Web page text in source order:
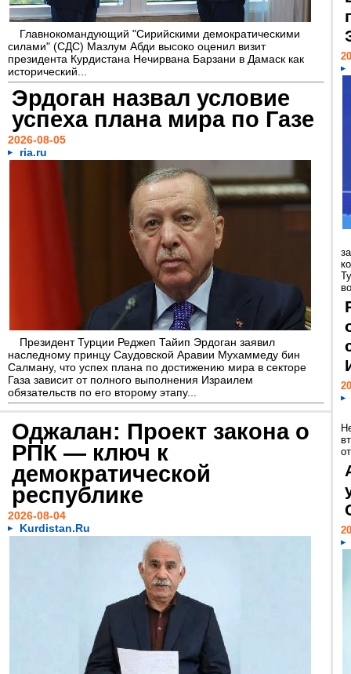
Главнокомандующий "Сирийскими демократическими
силами" (СДС) Мазлум Абди высоко оценил визит
президента Курдистана Нечирвана Барзани в Дамаск как
исторический...
Эрдоган назвал условие
успеха плана мира по Газе
2026-08-05
ria.ru
Президент Турции Реджеп Тайип Эрдоган заявил
наследному принцу Саудовской Аравии Мухаммеду бин
Салману, что успех плана по достижению мира в секторе
Газа зависит от полного выполнения Израилем
обязательств по его второму этапу...
Оджалан: Проект закона о
РПК — ключ к
демократической
республике
2026-08-04
Kurdistan.Ru